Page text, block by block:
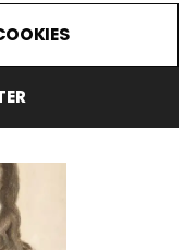
Au Chat Signed Print